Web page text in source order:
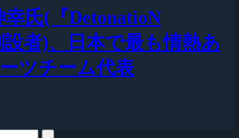
氏(『DetonatioN
設者)、日本で最も情熱あ
ツチーム代表